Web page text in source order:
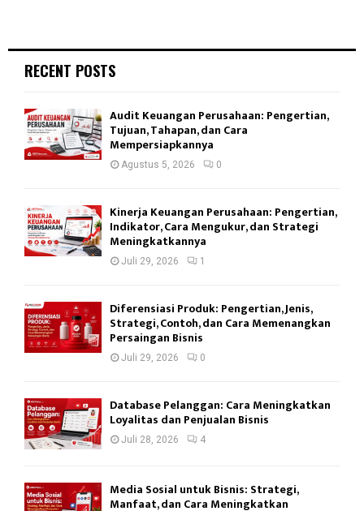
RECENT POSTS
Audit Keuangan Perusahaan: Pengertian,
Tujuan, Tahapan, dan Cara
Mempersiapkannya
Agustus 5, 2026 0
Kinerja Keuangan Perusahaan: Pengertian,
Indikator, Cara Mengukur, dan Strategi
Meningkatkannya
Juli 29, 2026 1
Diferensiasi Produk: Pengertian, Jenis,
Strategi, Contoh, dan Cara Memenangkan
Persaingan Bisnis
Juli 29, 2026 0
Database Pelanggan: Cara Meningkatkan
Loyalitas dan Penjualan Bisnis
Juli 28, 2026 4
Media Sosial untuk Bisnis: Strategi,
Manfaat, dan Cara Meningkatkan